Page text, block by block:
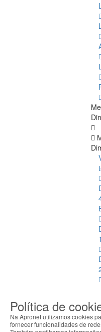
1
Política de
Na Apronet utilizamos cookies
fornecer funcionalidades de